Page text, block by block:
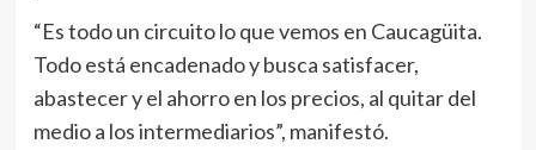
“Es todo un circuito lo que vemos en Caucagüita.
Todo está encadenado y busca satisfacer,
abastecer y el ahorro en los precios, al quitar del
medio a los intermediarios”, manifestó.